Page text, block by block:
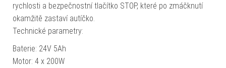
rychlosti a bezpečnostní tlačítko STOP, které po zmáčknutí
okamžitě zastaví autíčko.
Technické parametry:
Baterie: 24V 5Ah
Motor: 4 x 200W